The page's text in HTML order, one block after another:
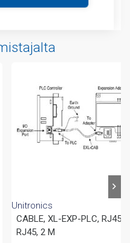
Unitronics
CABLE, XL-EXP-PLC, RJ45-
RJ45, 2 M